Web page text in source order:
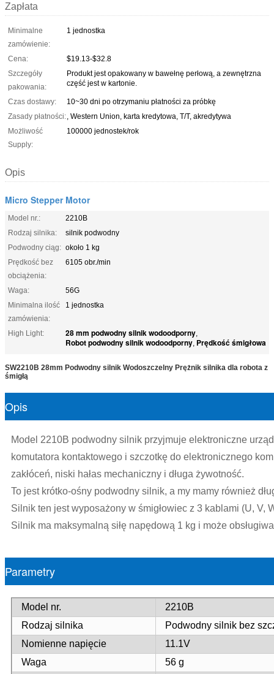
Zapłata
Minimalne
zamówienie:
1 jednostka
Cena:
$19.13-$32.8
Szczegóły
pakowania:
Produkt jest opakowany w bawełnę perłową, a zewnętrzna
część jest w kartonie.
Czas dostawy:
10~30 dni po otrzymaniu płatności za próbkę
Zasady płatności:, Western Union, karta kredytowa, T/T, akredytywa
Możliwość
Supply:
100000 jednostek/rok
Opis
Micro Stepper Motor
Model nr.:
2210B
Rodzaj silnika:
silnik podwodny
Podwodny ciąg: około 1 kg
Prędkość bez
obciążenia:
6105 obr./min
Waga:
56G
Minimalna ilość
zamówienia:
1 jednostka
High Light: 28 mm podwodny silnik wodoodporny,
Robot podwodny silnik wodoodporny, Prędkość śmigłowa
SW2210B 28mm Podwodny silnik Wodoszczelny Prężnik silnika dla robota z
śmigłą
Opis
Model 2210B podwodny silnik przyjmuje elektroniczne
komutatora kontaktowego i szczotkę do elektronicznego
zakłóceń, niski hałas mechaniczny i długa żywotność.
To jest krótko-ośny podwodny silnik, a my mamy również
Silnik ten jest wyposażony w śmigłowiec z 3 kablami (U, V,
Silnik ma maksymalną siłę napędową 1 kg i może
Parametry
Model nr.
2210B
Rodzaj silnika
Podwodny silnik bez
Nomienne napięcie
11.1V
Waga
56 g